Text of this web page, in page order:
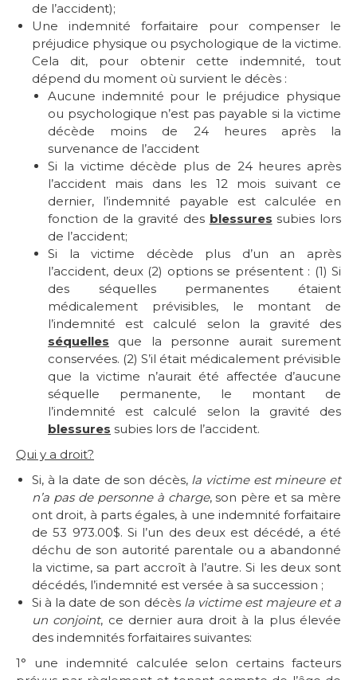
de l’accident);
Une indemnité forfaitaire pour compenser le
préjudice physique ou psychologique de la victime.
Cela dit, pour obtenir cette indemnité, tout
dépend du moment où survient le décès :
Aucune indemnité pour le préjudice physique
ou psychologique n’est pas payable si la victime
décède moins de 24 heures après la
survenance de l’accident
Si la victime décède plus de 24 heures après
l’accident mais dans les 12 mois suivant ce
dernier, l’indemnité payable est calculée en
fonction de la gravité des blessures subies lors
de l’accident;
Si la victime décède plus d’un an après
l’accident, deux (2) options se présentent : (1) Si
des séquelles permanentes étaient
médicalement prévisibles, le montant de
l’indemnité est calculé selon la gravité des
séquelles que la personne aurait surement
conservées. (2) S’il était médicalement prévisible
que la victime n’aurait été affectée d’aucune
séquelle permanente, le montant de
l’indemnité est calculé selon la gravité des
blessures subies lors de l’accident.
Qui y a droit?
Si, à la date de son décès, la victime est mineure et
n’a pas de personne à charge, son père et sa mère
ont droit, à parts égales, à une indemnité forfaitaire
de 53 973.00$. Si l’un des deux est décédé, a été
déchu de son autorité parentale ou a abandonné
la victime, sa part accroît à l’autre. Si les deux sont
décédés, l’indemnité est versée à sa succession ;
Si à la date de son décès la victime est majeure et a
un conjoint, ce dernier aura droit à la plus élevée
des indemnités forfaitaires suivantes:
1° une indemnité calculée selon certains facteurs